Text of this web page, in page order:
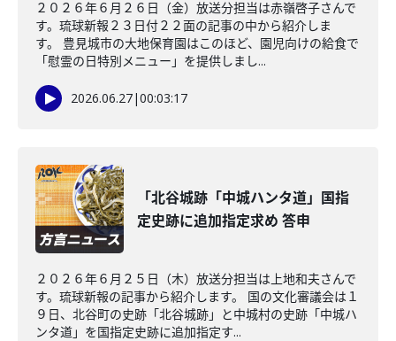
２０２６年６月２６日（金）放送分担当は赤嶺啓子さんで
す。琉球新報２３日付２２面の記事の中から紹介しま
す。 豊見城市の大地保育園はこのほど、園児向けの給食で
「慰霊の日特別メニュー」を提供しまし...
2026.06.27|00:03:17
「北谷城跡「中城ハンタ道」国指
定史跡に追加指定求め 答申
２０２６年６月２５日（木）放送分担当は上地和夫さんで
す。琉球新報の記事から紹介します。 国の文化審議会は１
９日、北谷町の史跡「北谷城跡」と中城村の史跡「中城ハ
ンタ道」を国指定史跡に追加指定す...